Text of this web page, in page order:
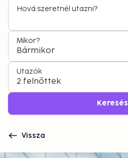
Hová szeretnél utazni?
Mikor?
Bármikor
Utazók
2 felnőttek
Keresés
Vissza